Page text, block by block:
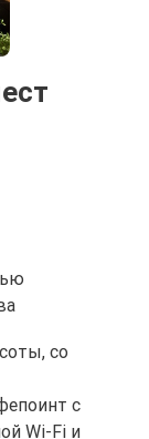
со
с
Wi-Fi и